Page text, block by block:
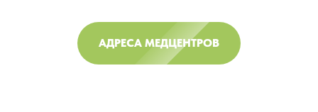
АДРЕСА МЕДЦЕНТРОВ